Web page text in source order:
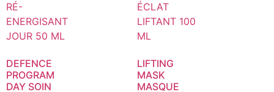
DEFENCE
PROGRAM
DAY SOIN
LIFTING
MASK
MASQUE